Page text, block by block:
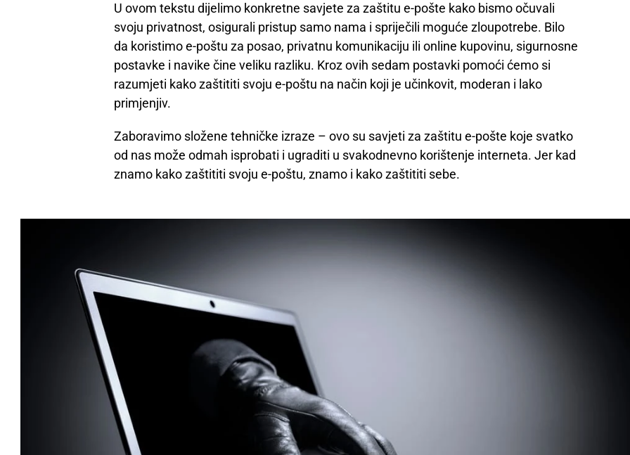
U ovom tekstu dijelimo konkretne savjete za zaštitu e-pošte kako bismo očuvali
svoju privatnost, osigurali pristup samo nama i spriječili moguće zloupotrebe. Bilo
da koristimo e-poštu za posao, privatnu komunikaciju ili online kupovinu, sigurnosne
postavke i navike čine veliku razliku. Kroz ovih sedam postavki pomoći ćemo si
razumjeti kako zaštititi svoju e-poštu na način koji je učinkovit, moderan i lako
primjenjiv.
Zaboravimo složene tehničke izraze – ovo su savjeti za zaštitu e-pošte koje svatko
od nas može odmah isprobati i ugraditi u svakodnevno korištenje interneta. Jer kad
znamo kako zaštititi svoju e-poštu, znamo i kako zaštititi sebe.